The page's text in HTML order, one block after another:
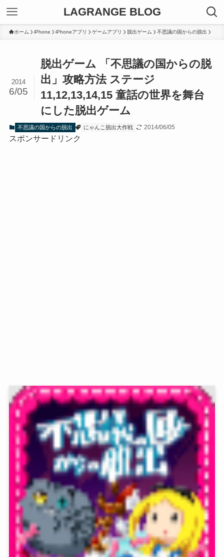
LAGRANGE BLOG
ホーム iPhone iPhoneアプリ ゲームアプリ 脱出ゲーム 不思議の国からの脱出
脱出ゲーム 「不思議の国からの脱
出」攻略方法 ステージ
11,12,13,14,15 童話の世界を舞台
にした脱出ゲーム
2014
6/05
不思議の国からの脱出 にゃんこ脱出大作戦 2014/06/05
スポンサードリンク